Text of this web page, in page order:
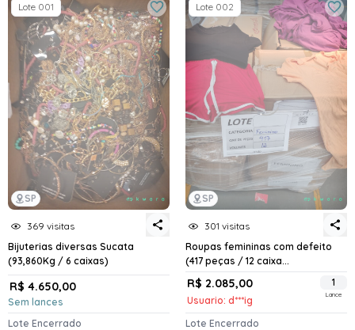
SP
Lote 001
369 visitas
Bijuterias diversas Sucata
(93,860Kg / 6 caixas)
R$ 4.650,00
Sem lances
Lote Encerrado
SP
Lote 002
301 visitas
Roupas femininas com defeito
(417 peças / 12 caixa...
R$ 2.085,00
Usuario: d***ig
1
Lance
Lote Encerrado